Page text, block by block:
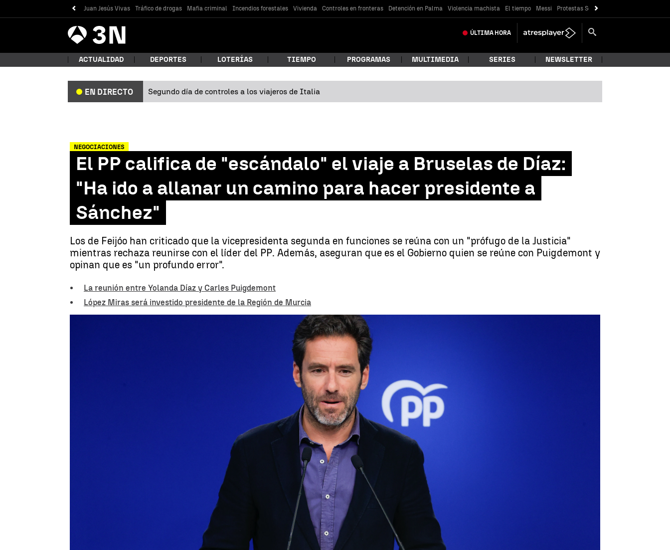
Juan Jesús Vivas Tráfico de drogas Mafia criminal Incendios forestales Vivienda Controles en fronteras Detención en Palma Violencia machista El tiempo Messi Protestas Sóller
Antena
3 Noticias ÚLTIMA HORA
ACTUALIDAD DEPORTES LOTERÍAS TIEMPO PROGRAMAS MULTIMEDIA SERIES NEWSLETTER
EN DIRECTO Segundo día de controles a los viajeros de Italia
NEGOCIACIONES
El PP califica de "escándalo" el viaje a Bruselas de Díaz:
"Ha ido a allanar un camino para hacer presidente a
Sánchez"
Los de Feijóo han criticado que la vicepresidenta segunda en funciones se reúna con un "prófugo de la Justicia"
mientras rechaza reunirse con el líder del PP. Además, aseguran que es el Gobierno quien se reúne con Puigdemont y
opinan que es "un profundo error".
La reunión entre Yolanda Díaz y Carles Puigdemont
López Miras será investido presidente de la Región de Murcia
El PP califica de "escándalo" el viaje a Bruselas de Díaz: "Ha ido a allanar un camino para hacer presidente a Sánchez" |
Whatsapp
Facebook Linkedin
la reunión entre Yolanda Díaz y Carles Puigdemont
. Los
populares acusan a la líder de Sumar de que "no va a título particular" y la
en Bruselas
con un "prófugo de la Justicia" en nombre del